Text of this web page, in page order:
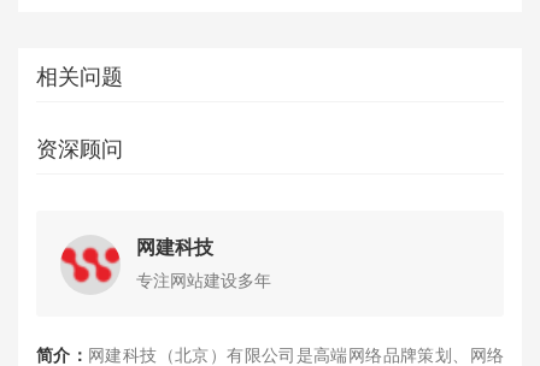
相关问题
资深顾问
网建科技
专注网站建设多年
简介： 网建科技（北京）有限公司是高端网络品牌策划、网络